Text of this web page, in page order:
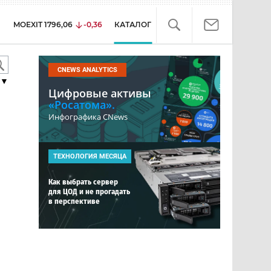
MOEXIT 1796,06 -0,36 КАТАЛОГ
▼
CNEWS ANALYTICS
Цифровые активы
«Росатома».
Инфографика CNews
ТЕХНОЛОГИЯ МЕСЯЦА
Как выбрать сервер
для ЦОД и не прогадать
в перспективе